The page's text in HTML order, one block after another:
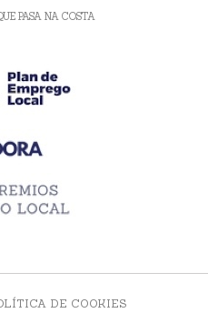
PASA NA COSTA
DE COOKIES